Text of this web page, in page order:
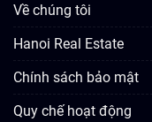
Về chúng tôi
Hanoi Real Estate
Chính sách bảo mật
Quy chế hoạt động